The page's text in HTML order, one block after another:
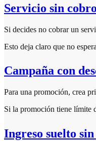
Servicio sin cobro
Si decides no cobrar un
Esto deja claro que no
Campaña con
Para una promoción, crea
Si la promoción tiene límite
Ingreso suelto